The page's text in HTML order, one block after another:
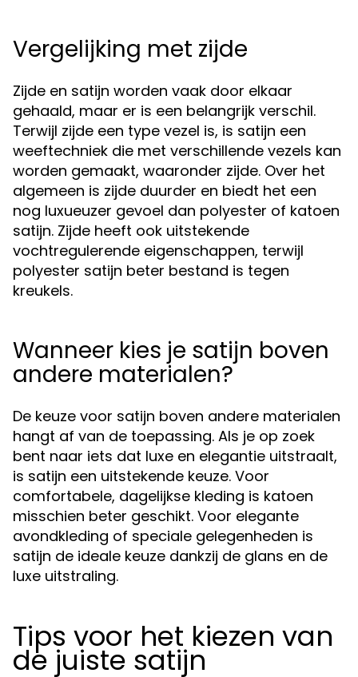
Vergelijking met zijde
Zijde en satijn worden vaak door elkaar
gehaald, maar er is een belangrijk verschil.
Terwijl zijde een type vezel is, is satijn een
weeftechniek die met verschillende vezels kan
worden gemaakt, waaronder zijde. Over het
algemeen is zijde duurder en biedt het een
nog luxueuzer gevoel dan polyester of katoen
satijn. Zijde heeft ook uitstekende
vochtregulerende eigenschappen, terwijl
polyester satijn beter bestand is tegen
kreukels.
Wanneer kies je satijn boven
andere materialen?
De keuze voor satijn boven andere materialen
hangt af van de toepassing. Als je op zoek
bent naar iets dat luxe en elegantie uitstraalt,
is satijn een uitstekende keuze. Voor
comfortabele, dagelijkse kleding is katoen
misschien beter geschikt. Voor elegante
avondkleding of speciale gelegenheden is
satijn de ideale keuze dankzij de glans en de
luxe uitstraling.
Tips voor het kiezen van
de juiste satijn